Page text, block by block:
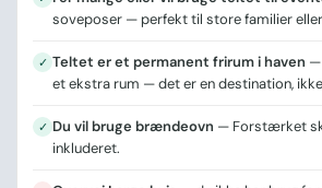
soveposer — perfekt til store familier
✓ Teltet er et permanent frirum i haven —
et ekstra rum — det er en destination,
✓ Du vil bruge brændeovn — Forstærket
inkluderet.